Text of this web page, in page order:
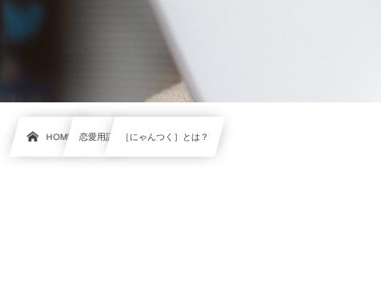
HOME 恋愛用語 ［にゃんつく］とは？